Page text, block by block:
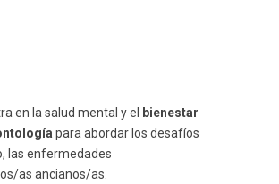
en la salud mental y el
bienestar
para abordar los desafíos
las enfermedades
as ancianos/as.